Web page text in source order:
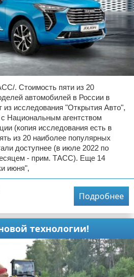
. Стоимость пяти из 20
автомобилей в России в
из исследования "Открытия Авто",
Национальным агентством
(копия исследования есть в
из 20 наиболее популярных
доступнее (в июле 2022 по
- прим. ТАСС). Еще 14
июня",
Подробнее
технологии!